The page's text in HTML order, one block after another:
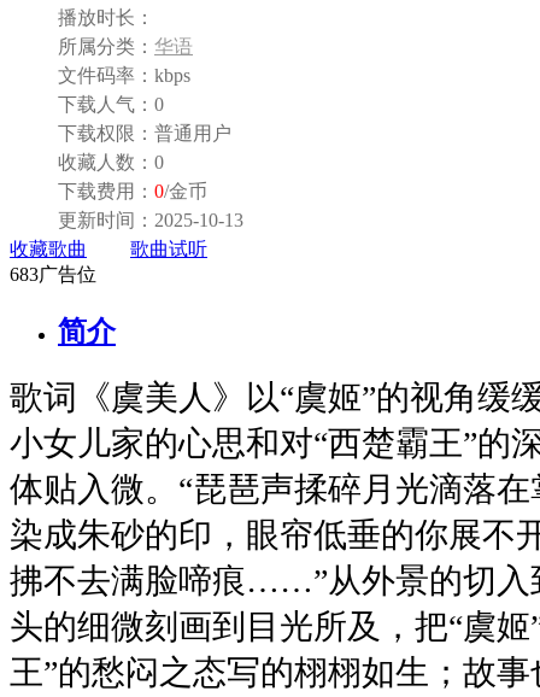
播放时长：
所属分类： 华语
文件码率： kbps
下载人气： 0
下载权限： 普通用户
收藏人数： 0
下载费用： 0/金币
更新时间： 2025-10-13
歌曲试听
收藏歌曲
683广告位
简介
歌词《虞美人》以“虞姬”的视角缓
小女儿家的心思和对“西楚霸王”的
体贴入微。“琵琶声揉碎月光滴落
染成朱砂的印，眼帘低垂的你展不
拂不去满脸啼痕……”从外景的切入
头的细微刻画到目光所及，把“虞姬
王”的愁闷之态写的栩栩如生；故